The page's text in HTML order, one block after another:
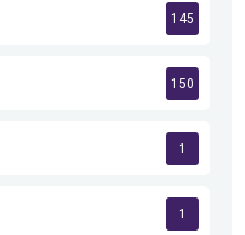
145
150
1
1